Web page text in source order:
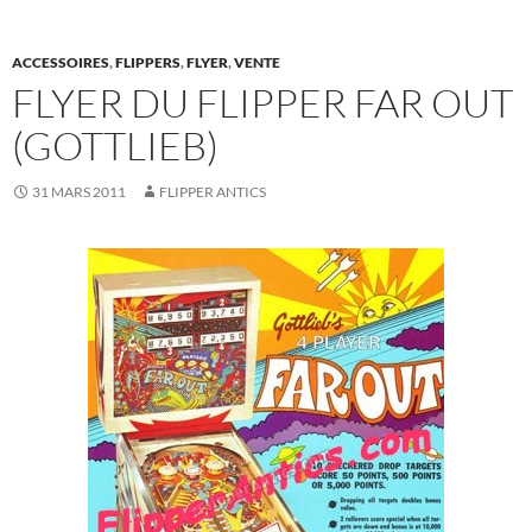
ACCESSOIRES,FLIPPERS,FLYER,VENTE
FLYER DU FLIPPER FAR OUT
(GOTTLIEB)
31 MARS 2011 FLIPPER ANTICS